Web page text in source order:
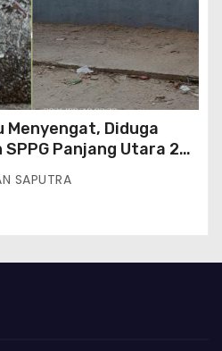
Menyengat, Diduga
Panjang Utara 2
SAPUTRA